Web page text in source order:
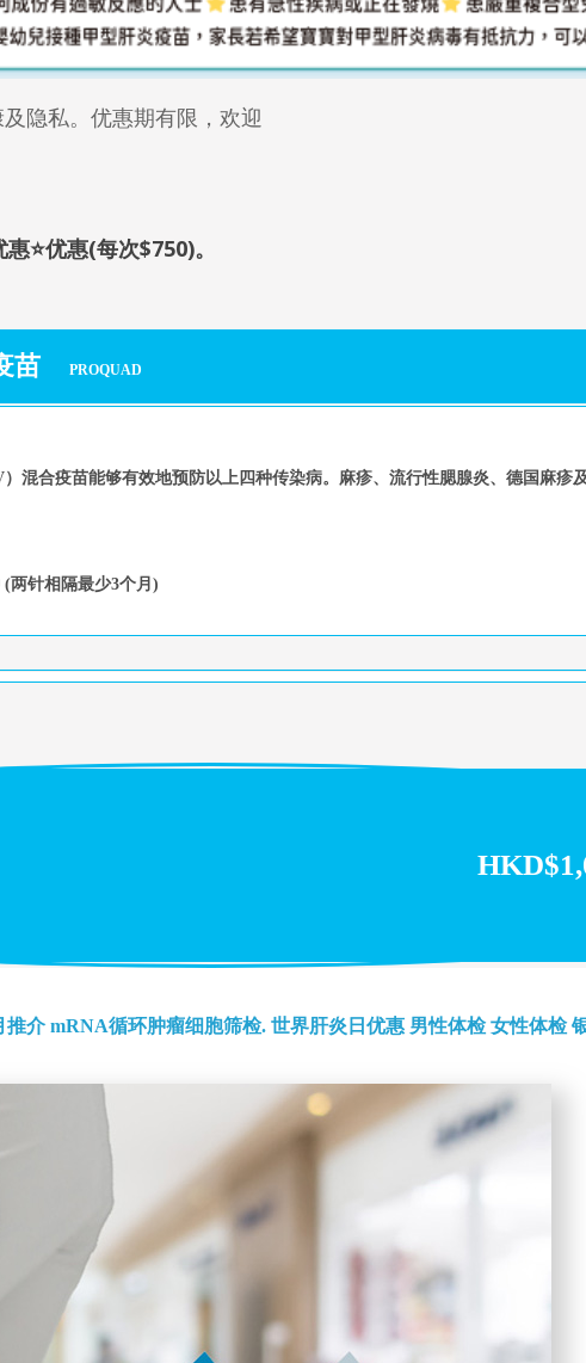
隐私。优惠期有限，欢迎
惠⭐优惠(每次$750)。
苗 PROQUAD
混合疫苗能够有效地预防以上四种传染病。麻疹、流行性腮腺炎、德国麻疹
两针相隔最少3个月)
推介 mRNA循环肿瘤细胞筛检. 世界肝炎日优惠 男性体检 女性体检